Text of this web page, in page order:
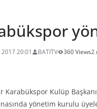
2017 20:01 BATITV 360 Views2
Karabükspor Kulüp
yönetim kurulu